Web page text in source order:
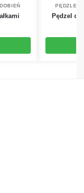
PĘDZLE
Pędzel do